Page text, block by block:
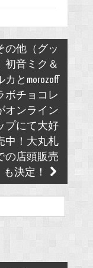
の他（グッ
初音ミク＆
カとmorozoff
ボチョコレ
オンライン
プにて大好
中！大丸札
の店頭販売
も決定！